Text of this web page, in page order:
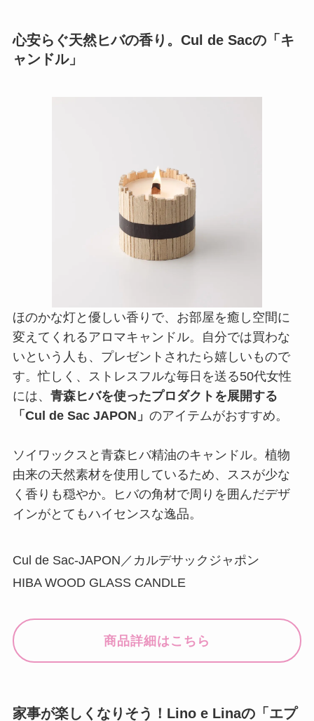
心安らぐ天然ヒバの香り。Cul de Sacの「キ
ャンドル」
ほのかな灯と優しい香りで、お部屋を癒し空間に
変えてくれるアロマキャンドル。自分では買わな
いという人も、プレゼントされたら嬉しいもので
す。忙しく、ストレスフルな毎日を送る50代女性
には、 青森ヒバを使ったプロダクトを展開する
「Cul de Sac JAPON」 のアイテムがおすすめ。
ソイワックスと青森ヒバ精油のキャンドル。植物
由来の天然素材を使用しているため、ススが少な
く香りも穏やか。ヒバの角材で周りを囲んだデザ
インがとてもハイセンスな逸品。
Cul de Sac-JAPON／カルデサックジャポン
HIBA WOOD GLASS CANDLE
商品詳細はこちら
家事が楽しくなりそう！Lino e Linaの「エプ